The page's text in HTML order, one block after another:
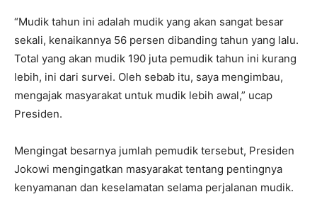
“Mudik tahun ini adalah mudik yang akan sangat besar
sekali, kenaikannya 56 persen dibanding tahun yang lalu.
Total yang akan mudik 190 juta pemudik tahun ini kurang
lebih, ini dari survei. Oleh sebab itu, saya mengimbau,
mengajak masyarakat untuk mudik lebih awal,” ucap
Presiden.
Mengingat besarnya jumlah pemudik tersebut, Presiden
Jokowi mengingatkan masyarakat tentang pentingnya
kenyamanan dan keselamatan selama perjalanan mudik.